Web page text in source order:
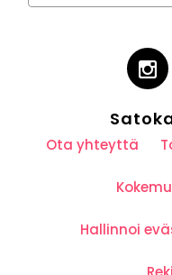
Ota yhteyttä
Hallinnoi